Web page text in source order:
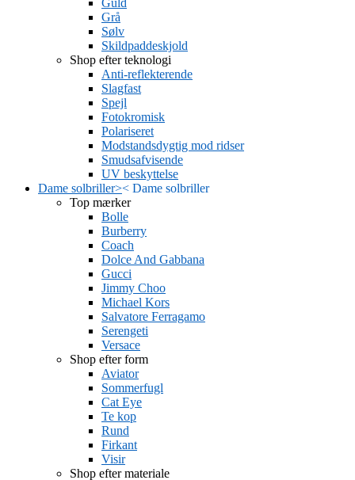
Guld
Grå
Sølv
Skildpaddeskjold
Shop efter teknologi
Anti-reflekterende
Slagfast
Spejl
Fotokromisk
Polariseret
Modstandsdygtig mod ridser
Smudsafvisende
UV beskyttelse
Dame solbriller>< Dame solbriller
Top mærker
Bolle
Burberry
Coach
Dolce And Gabbana
Gucci
Jimmy Choo
Michael Kors
Salvatore Ferragamo
Serengeti
Versace
Shop efter form
Aviator
Sommerfugl
Cat Eye
Te kop
Rund
Firkant
Visir
Shop efter materiale